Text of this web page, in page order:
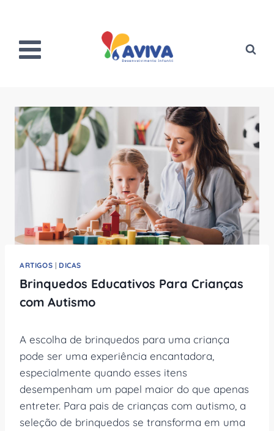
Conteúdo
ARTIGOS | DICAS
Brinquedos Educativos Para Crianças
com Autismo
A escolha de brinquedos para uma criança
pode ser uma experiência encantadora,
especialmente quando esses itens
desempenham um papel maior do que apenas
entreter. Para pais de crianças com autismo, a
seleção de brinquedos se transforma em uma